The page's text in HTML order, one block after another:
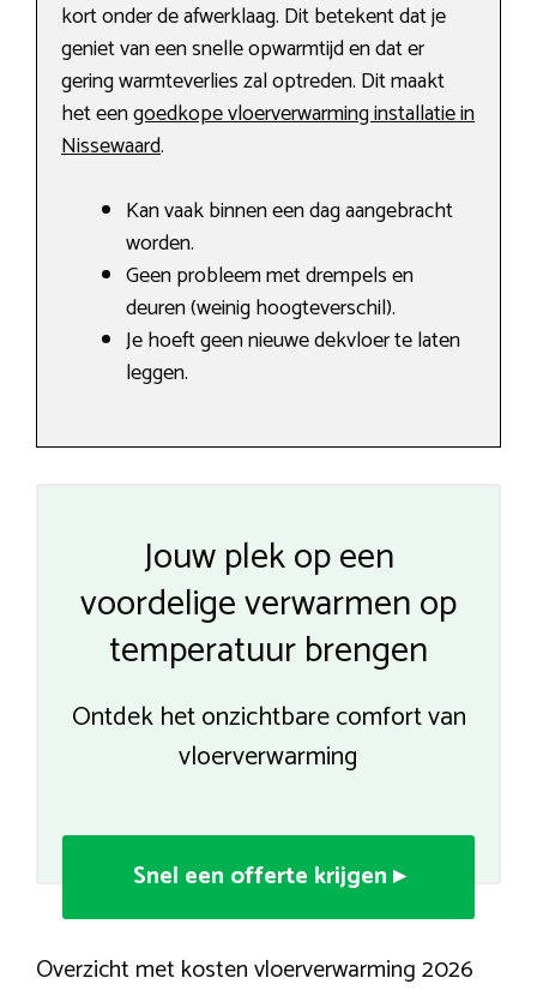
kort onder de afwerklaag. Dit betekent dat je
geniet van een snelle opwarmtijd en dat er
gering warmteverlies zal optreden. Dit maakt
het eengoedkope vloerverwarming installatie in
Nissewaard.
Kan vaak binnen een dag aangebracht
worden.
Geen probleem met drempels en
deuren (weinig hoogteverschil).
Je hoeft geen nieuwe dekvloer te laten
leggen.
Jouw plek op een
voordelige verwarmen op
temperatuur brengen
Ontdek het onzichtbare comfort van
vloerverwarming
Snel een offerte krijgen ▸
Overzicht met kosten vloerverwarming 2026